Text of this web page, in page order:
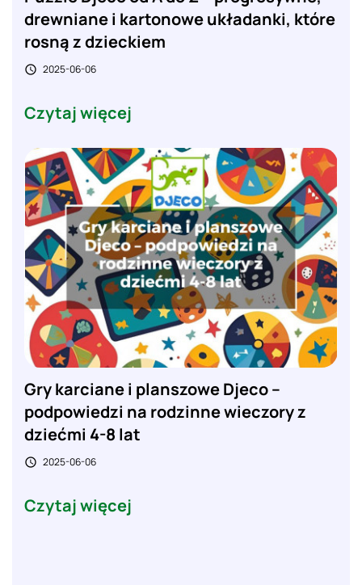
drewniane i kartonowe układanki, które
rosną z dzieckiem
 2025-06-06
Czytaj więcej
Gry karciane i planszowe Djeco –
podpowiedzi na rodzinne wieczory z
dziećmi 4-8 lat
 2025-06-06
Czytaj więcej